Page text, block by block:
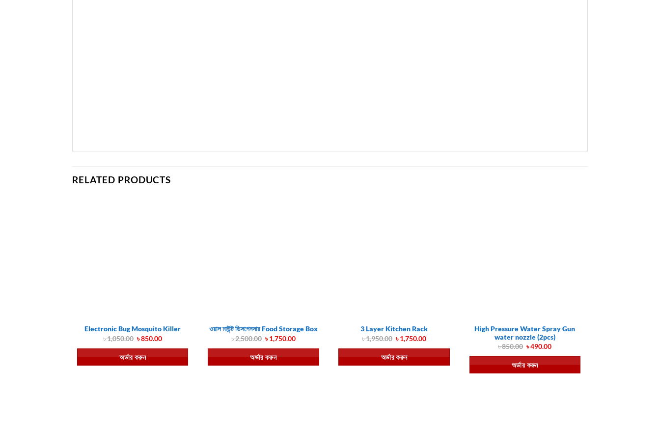
RELATED PRODUCTS
Electronic Bug Mosquito Killer
৳1,050.00 Original
was:
৳ 1,050.00.
৳850.00Current
is:
৳ 850.00.
অর্ডার করুন
ওয়াল মাউন্ট ডিসপেনসার Food Storage Box
৳2,500.00 Original
price
was:
৳ 2,500.00.
৳1,750.00Current
is:
৳ 1,750.00.
অর্ডার করুন
3 Layer Kitchen Rack
৳1,950.00 Original
price
was:
৳ 1,950.00.
৳1,750.00Current
is:
৳ 1,750.00.
অর্ডার করুন
High Pressure Water Spray Gun
water nozzle (2pcs)
৳850.00 Original
was:
৳ 850.00.
৳490.00Current
is:
৳ 490.00.
অর্ডার করুন